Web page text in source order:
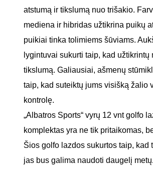
atstumą ir tikslumą nuo trišakio.
mediena ir hibridas užtikrina puikų
puikiai tinka tolimiems šūviams.
lygintuvai sukurti taip, kad užtikrintų
tikslumą. Galiausiai, ašmenų
taip, kad suteiktų jums visišką žalio
kontrolę.
„Albatros Sports“ vyrų 12 vnt golfo
komplektas yra ne tik pritaikomas,
Šios golfo lazdos sukurtos taip, kad
jas bus galima naudoti daugelį